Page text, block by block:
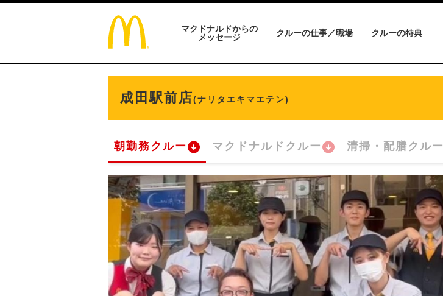
マクドナルドからの
メッセージ
クルーの仕事／職場 クルーの特典
成田駅前店(ナリタエキマエテン)
朝勤務クルー マクドナルドクルー 清掃・配膳クルー